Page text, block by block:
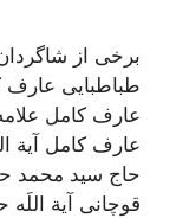
برخی از
طباطبایی عارف
عارف کامل
عارف کامل آية
حاج سید محمد
قوچانی آية